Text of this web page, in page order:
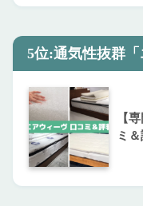
5位:通気性抜群「
【
ミ